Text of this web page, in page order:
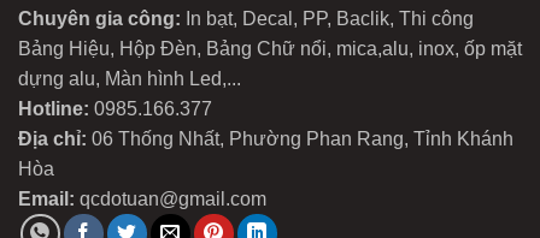
Chuyên gia công: In bạt, Decal, PP, Baclik, Thi công
Bảng Hiệu, Hộp Đèn, Bảng Chữ nổi, mica,alu, inox, ốp mặt
dựng alu, Màn hình Led,...
Hotline: 0985.166.377
Địa chỉ: 06 Thống Nhất, Phường Phan Rang, Tỉnh Khánh
Hòa
Email: qcdotuan@gmail.com